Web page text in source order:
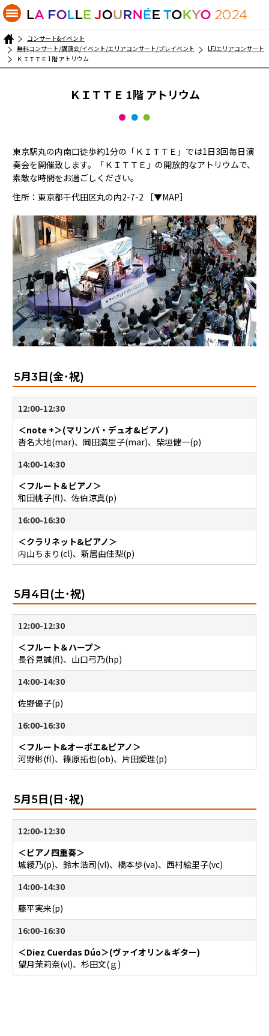
コンサート&イベント
無料コンサート/講演会/イベント/エリアコンサート/プレイベント
LFJエリアコンサート
ＫＩＴＴＥ 1階 アトリウム
ＫＩＴＴＥ 1階 アトリウム
東京駅丸の内南口徒歩約1分の「ＫＩＴＴＥ」では1日3回毎日演
奏会を開催致します。「ＫＩＴＴＥ」の開放的なアトリウムで、
素敵な時間をお過ごしください。
住所：東京都千代田区丸の内2-7-2
［▼MAP］
5月3日(金･祝)
12:00-12:30
＜note +＞(マリンバ・デュオ&ピアノ)
沓名大地(mar)、岡田満里子(mar)、柴垣健一(p)
14:00-14:30
＜フルート＆ピアノ＞
和田桃子(fl)、佐伯涼真(p)
16:00-16:30
＜クラリネット&ピアノ＞
内山ちまり(cl)、新居由佳梨(p)
5月4日(土･祝)
12:00-12:30
＜フルート＆ハープ＞
長谷見誠(fl)、山口弓乃(hp)
14:00-14:30
佐野優子(p)
16:00-16:30
＜フルート&オーボエ&ピアノ＞
河野彬(fl)、篠原拓也(ob)、片田愛理(p)
5月5日(日･祝)
12:00-12:30
＜ピアノ四重奏＞
城綾乃(p)、鈴木浩司(vl)、橋本歩(va)、西村絵里子(vc)
14:00-14:30
藤平実来(p)
16:00-16:30
＜Diez Cuerdas Dúo＞(ヴァイオリン＆ギター)
望月茉莉奈(vl)、杉田文(ｇ)